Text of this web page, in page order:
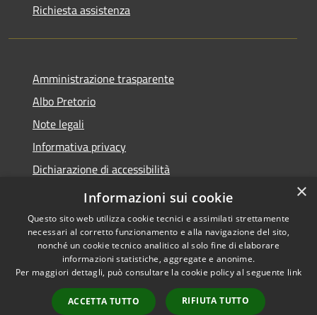
Richiesta assistenza
Amministrazione trasparente
Albo Pretorio
Note legali
Informativa privacy
Dichiarazione di accessibilità
Obiettivi di accessibilità
Accessibilità
Copyright © 2026 • Comune di
San Giorgio Bigarello •
Powered byMunicipium
×
Informazioni sui cookie
Questo sito web utilizza cookie tecnici e assimilati strettamente
necessari al corretto funzionamento e alla navigazione del sito,
nonché un cookie tecnico analitico al solo fine di elaborare
informazioni statistiche, aggregate e anonime.
Per maggiori dettagli, può consultare la cookie policy al seguente link
ACCETTA TUTTO RIFIUTA TUTTO